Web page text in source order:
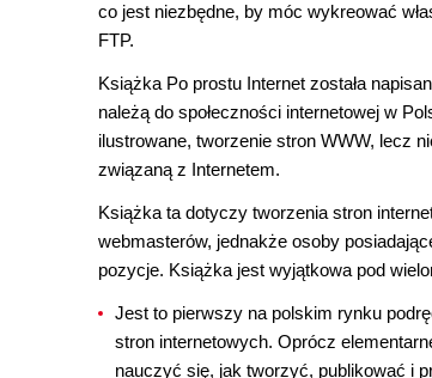
co jest niezbędne, by móc wykreować
FTP.
Książka Po prostu Internet została
należą do społeczności internetowej w
ilustrowane, tworzenie stron WWW, lecz
związaną z Internetem.
Książka ta dotyczy tworzenia stron
webmasterów, jednakże osoby
pozycje. Książka jest wyjątkowa pod
Jest to pierwszy na polskim rynku
stron internetowych. Oprócz
nauczyć się, jak tworzyć, publikować i